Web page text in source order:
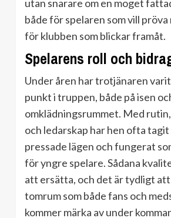
utan snarare om en moget
både för spelaren som vill
för klubben som blickar framåt.
Spelarens roll och
Under åren har trotjänaren
punkt i truppen, både på isen
omklädningsrummet. Med
och ledarskap har hen ofta tagit
pressade lägen och fungerat
för yngre spelare. Sådana
att ersätta, och det är tydligt
tomrum som både fans och
kommer märka av under